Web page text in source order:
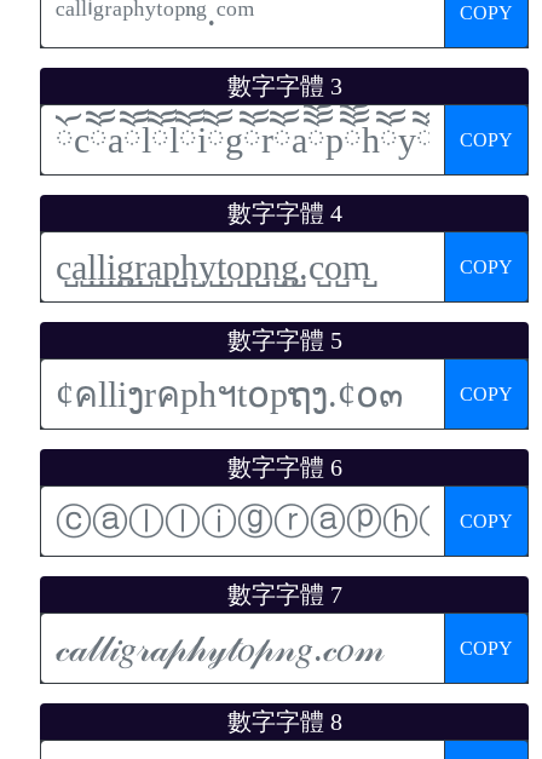
COPY
數字字體 3
COPY
數字字體 4
COPY
數字字體 5
COPY
數字字體 6
COPY
數字字體 7
COPY
數字字體 8